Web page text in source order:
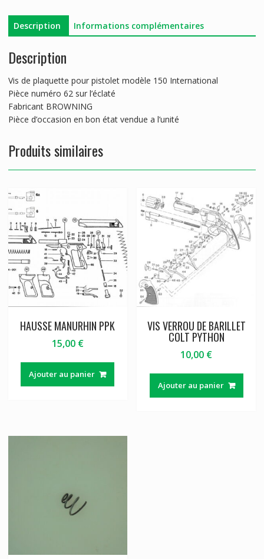
Description Informations complémentaires
Description
Vis de plaquette pour pistolet modèle 150 International
Pièce numéro 62 sur l’éclaté
Fabricant BROWNING
Pièce d’occasion en bon état vendue a l’unité
Produits similaires
HAUSSE MANURHIN PPK
15,00 €
Ajouter au panier
VIS VERROU DE BARILLET
COLT PYTHON
10,00 €
Ajouter au panier